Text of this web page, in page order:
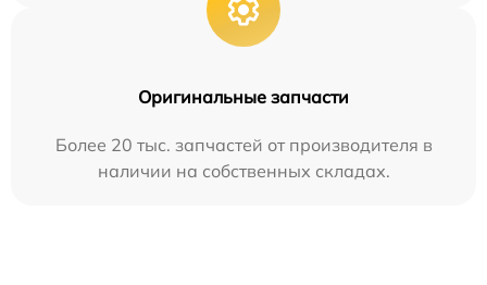
Оригинальные запчасти
Более 20 тыс. запчастей от производителя в
наличии на собственных складах.